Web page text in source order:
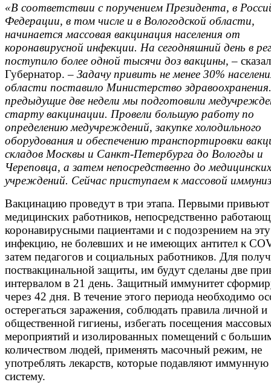
«В соответствии с поручением Президента, в
Федерации, в том числе и в Вологодской области,
начинается массовая вакцинация населения от
коронавирусной инфекции. На сегодняшний день в
поступило более одной тысячи доз вакцины,– сказал
Губернатор. – Задачу привить не менее 30%
области поставило Министерство
предыдущие две недели мы подготовили
старту вакцинации. Провели большую работу по
определению медучреждений, закупке холодильного
оборудования и обеспечению транспортировки
складов Москвы и Санкт-Петербурга до Вологды и
Череповца, а затем непосредственно до медицинских
учреждений. Сейчас приступаем к массовой
Вакцинацию проведут в три этапа. Первыми привьют
медицинских работников, непосредственно
коронавирусными пациентами и с подозрением на эту
инфекцию, не болевших и не имеющих антител к
затем педагогов и социальных работников. Для
поствакцинальной защиты, им будут сделаны две
интервалом в 21 день. Защитный иммунитет
через 42 дня. В течение этого периода необходимо
остерегаться заражения, соблюдать правила личной и
общественной гигиены, избегать посещения
мероприятий и изолированных помещений с
количеством людей, применять масочный режим, не
употреблять лекарств, которые подавляют иммунную
систему.